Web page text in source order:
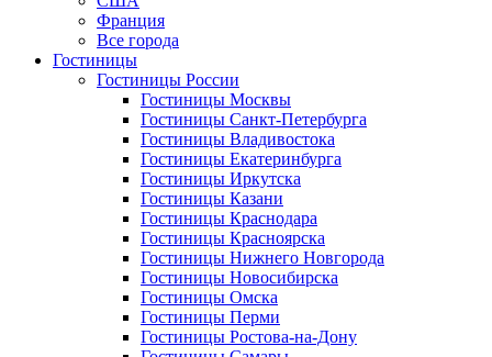
Франция
Все города
Гостиницы
Гостиницы России
Гостиницы Mосквы
Гостиницы Санкт-Петербурга
Гостиницы Владивостока
Гостиницы Екатеринбурга
Гостиницы Иркутска
Гостиницы Казани
Гостиницы Краснодара
Гостиницы Красноярска
Гостиницы Нижнего Новгорода
Гостиницы Новосибирска
Гостиницы Омска
Гостиницы Перми
Гостиницы Ростова-на-Дону